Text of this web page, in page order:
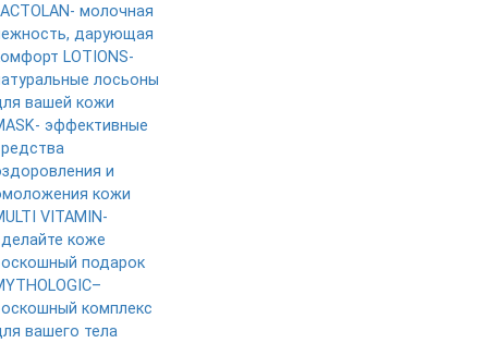
молочная
дарующая
LOTIONS-
лосьоны
вашей кожи
эффективные
и
кожи
VITAMIN-
коже
подарок
комплекс
вашего тела